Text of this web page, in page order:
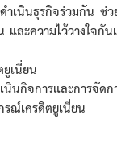
ำเนินธุรกิจร่วมกั
ละความไว้วางใจ
เนี่ยน
นกิจการและการจัด
ณ์เครดิตยูเนี่ยน